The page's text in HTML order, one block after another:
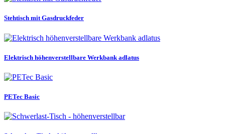
Stehtisch mit Gasdruckfeder
Elektrisch höhenverstellbare Werkbank adlatus
PETec Basic